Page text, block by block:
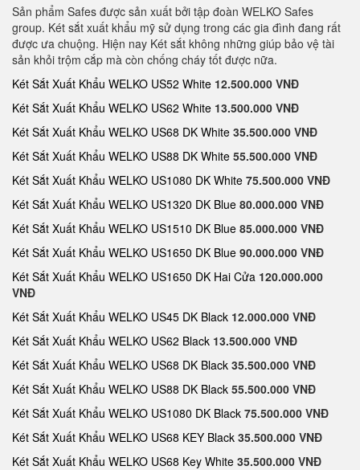
Sản phẩm Safes được sản xuất bởi tập đoàn WELKO Safes
group. Két sắt xuất khẩu mỹ sử dụng trong các gia đình đang rất
được ưa chuộng. Hiện nay Két sắt không những giúp bảo vệ tài
sản khỏi trộm cắp mà còn chống cháy tốt được nữa.
Két Sắt Xuất Khẩu WELKO US52 White 12.500.000 VNĐ
Két Sắt Xuất Khẩu WELKO US62 White 13.500.000 VNĐ
Két Sắt Xuất Khẩu WELKO US68 DK White 35.500.000 VNĐ
Két Sắt Xuất Khẩu WELKO US88 DK White 55.500.000 VNĐ
Két Sắt Xuất Khẩu WELKO US1080 DK White 75.500.000 VNĐ
Két Sắt Xuất Khẩu WELKO US1320 DK Blue 80.000.000 VNĐ
Két Sắt Xuất Khẩu WELKO US1510 DK Blue 85.000.000 VNĐ
Két Sắt Xuất Khẩu WELKO US1650 DK Blue 90.000.000 VNĐ
Két Sắt Xuất Khẩu WELKO US1650 DK Hai Cửa 120.000.000
VNĐ
Két Sắt Xuất Khẩu WELKO US45 DK Black 12.000.000 VNĐ
Két Sắt Xuất Khẩu WELKO US62 Black 13.500.000 VNĐ
Két Sắt Xuất Khẩu WELKO US68 DK Black 35.500.000 VNĐ
Két Sắt Xuất Khẩu WELKO US88 DK Black 55.500.000 VNĐ
Két Sắt Xuất Khẩu WELKO US1080 DK Black 75.500.000 VNĐ
Két Sắt Xuất Khẩu WELKO US68 KEY Black 35.500.000 VNĐ
Két Sắt Xuất Khẩu WELKO US68 Key White 35.500.000 VNĐ